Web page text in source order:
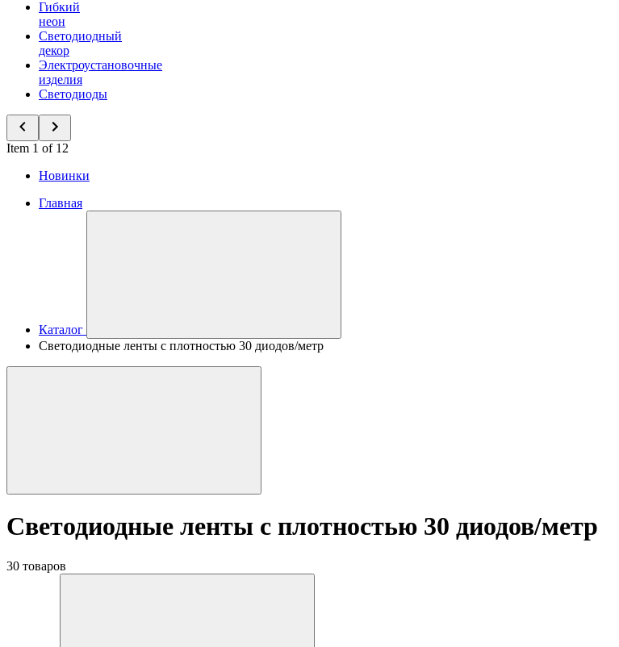
Гибкий
неон
Светодиодный
декор
Электроустановочные
изделия
Светодиоды
Item 1 of 12
Новинки
Главная
Каталог
Светодиодные ленты с плотностью 30 диодов/метр
Светодиодные ленты с плотностью 30 диодов/метр
30 товаров